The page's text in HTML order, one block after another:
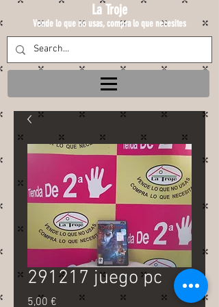
La Troje
Vende lo que no usas, compra lo que necesites
291217 juego pc
5,00 € Precio